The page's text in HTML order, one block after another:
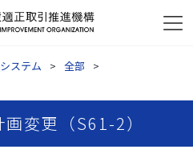
ステム
全部
変更（S61-2）